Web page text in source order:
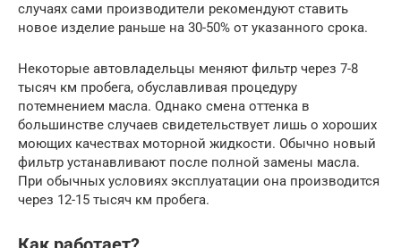
случаях сами производители рекомендуют ставить
новое изделие раньше на 30-50% от указанного срока.
Некоторые автовладельцы меняют фильтр через 7-8
тысяч км пробега, обуславливая процедуру
потемнением масла. Однако смена оттенка в
большинстве случаев свидетельствует лишь о хороших
моющих качествах моторной жидкости. Обычно новый
фильтр устанавливают после полной замены масла.
При обычных условиях эксплуатации она производится
через 12-15 тысяч км пробега.